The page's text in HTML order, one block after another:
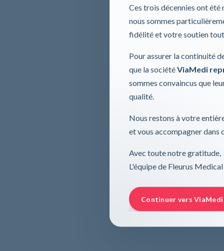
Ces trois décennies ont
nous sommes
fidélité et votre soutien
Pour assurer la continuité
que la sociétéViaMedi
sommes convaincus que
qualité.
Nous restons à votre
et vous accompagner dans
Avec toute notre gratitude,
L'équipe de Fleurus Medical
Continuer vers ViaMedi